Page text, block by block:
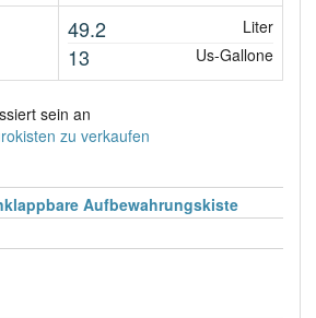
49.2 Liter
13 Us-Gallone
sein an
zu verkaufen
Aufbewahrungskiste